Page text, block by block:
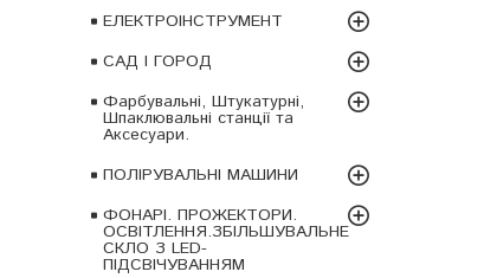
ЕЛЕКТРОІНСТРУМЕНТ
САД І ГОРОД
Фарбувальні, Штукатурні,
Шпаклювальні станції та
Аксесуари.
ПОЛІРУВАЛЬНІ МАШИНИ
ФОНАРІ. ПРОЖЕКТОРИ.
ОСВІТЛЕННЯ.ЗБІЛЬШУВАЛЬНЕ
СКЛО З LED-
ПІДСВІЧУВАННЯМ